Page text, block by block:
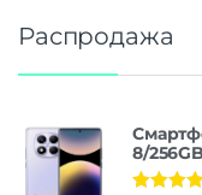
Распродажа
8/